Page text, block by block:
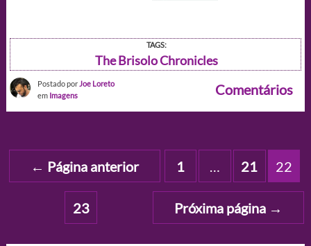
TAGS:
The Brisolo Chronicles
Postado por Joe Loreto
em Imagens Comentários
Paginação
posts
← Página anterior 1 … 21 22
23 Próxima página →